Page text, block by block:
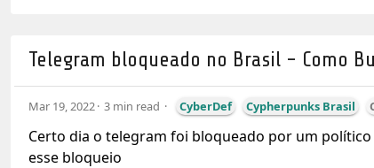
Telegram bloqueado no Brasil - Como
Mar 19, 2022 3 min read CyberDef Cypherpunks Brasil
Certo dia o telegram foi bloqueado por um
esse bloqueio